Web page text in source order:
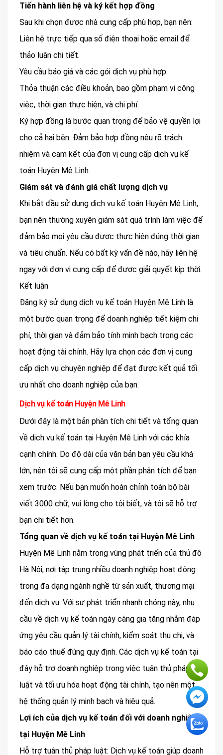
Tiến hành liên hệ và ký kết hợp đồng
Sau khi chọn được nhà cung cấp phù hợp, bạn nên:
Liên hệ trực tiếp qua số điện thoại hoặc email để
thảo luận chi tiết.
Yêu cầu báo giá và các gói dịch vụ phù hợp.
Thỏa thuận các điều khoản, bao gồm phạm vi công
việc, thời gian thực hiện, và chi phí.
Ký hợp đồng là bước quan trọng để bảo vệ quyền lợi
cho cả hai bên. Đảm bảo hợp đồng nêu rõ trách
nhiệm và cam kết của đơn vị cung cấp dịch vụ kế
toán Huyện Mê Linh.
Giám sát và đánh giá chất lượng dịch vụ
Khi bắt đầu sử dụng dịch vụ kế toán Huyện Mê Linh,
bạn nên thường xuyên giám sát quá trình làm việc để
đảm bảo mọi yêu cầu được thực hiện đúng thời gian
và tiêu chuẩn. Nếu có bất kỳ vấn đề nào, hãy liên hệ
ngay với đơn vị cung cấp để được giải quyết kịp thời.
Kết luận
Đăng ký sử dụng dịch vụ kế toán Huyện Mê Linh là
một bước quan trọng để doanh nghiệp tiết kiệm chi
phí, thời gian và đảm bảo tính minh bạch trong các
hoạt động tài chính. Hãy lựa chọn các đơn vị cung
cấp dịch vụ chuyên nghiệp để đạt được kết quả tối
ưu nhất cho doanh nghiệp của bạn.
Dịch vụ kế toán Huyện Mê Linh
Dưới đây là một bản phân tích chi tiết và tổng quan
về dịch vụ kế toán tại Huyện Mê Linh với các khía
cạnh chính. Do độ dài của văn bản bạn yêu cầu khá
lớn, nên tôi sẽ cung cấp một phần phân tích để bạn
xem trước. Nếu bạn muốn hoàn chỉnh toàn bộ bài
viết 3000 chữ, vui lòng cho tôi biết, và tôi sẽ hỗ trợ
bạn chi tiết hơn.
Tổng quan về dịch vụ kế toán tại Huyện Mê Linh
Huyện Mê Linh nằm trong vùng phát triển của thủ đô
Hà Nội, nơi tập trung nhiều doanh nghiệp hoạt động
trong đa dạng ngành nghề từ sản xuất, thương mại
đến dịch vụ. Với sự phát triển nhanh chóng này, nhu
cầu về dịch vụ kế toán ngày càng gia tăng nhằm đáp
ứng yêu cầu quản lý tài chính, kiểm soát thu chi, và
báo cáo thuế đúng quy định. Các dịch vụ kế toán tại
đây hỗ trợ doanh nghiệp trong việc tuân thủ pháp
luật và tối ưu hóa hoạt động tài chính, tạo nên một
hệ thống quản lý minh bạch và hiệu quả.
Lợi ích của dịch vụ kế toán đối với doanh nghiệp
tại Huyện Mê Linh
Hỗ trợ tuân thủ pháp luật: Dịch vụ kế toán giúp doanh